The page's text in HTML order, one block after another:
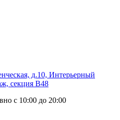
д.10, Интерьерный
секция В48
с 10:00 до 20:00